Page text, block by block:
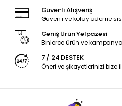
Güvenli Alışveriş
Güvenli ve kolay ödeme
Geniş Ürün Yelpazesi
Binlerce ürün ve
7 / 24 DESTEK
Öneri ve şikayetlerinizi bize